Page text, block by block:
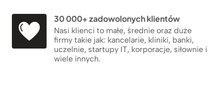
30 000+ zadowolonych klientów
Nasi klienci to małe, średnie oraz duże
firmy takie jak: kancelarie, kliniki, banki,
uczelnie, startupy IT, korporacje, siłownie i
wiele innych.